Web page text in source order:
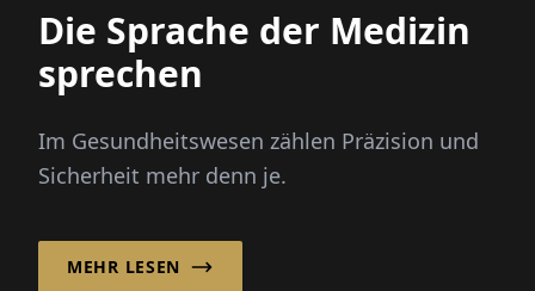
Die Sprache der Medizin
sprechen
Im Gesundheitswesen zählen Präzision und
Sicherheit mehr denn je.
MEHR LESEN